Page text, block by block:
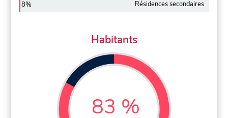
8% Résidences secondaires
Habitants
83 %